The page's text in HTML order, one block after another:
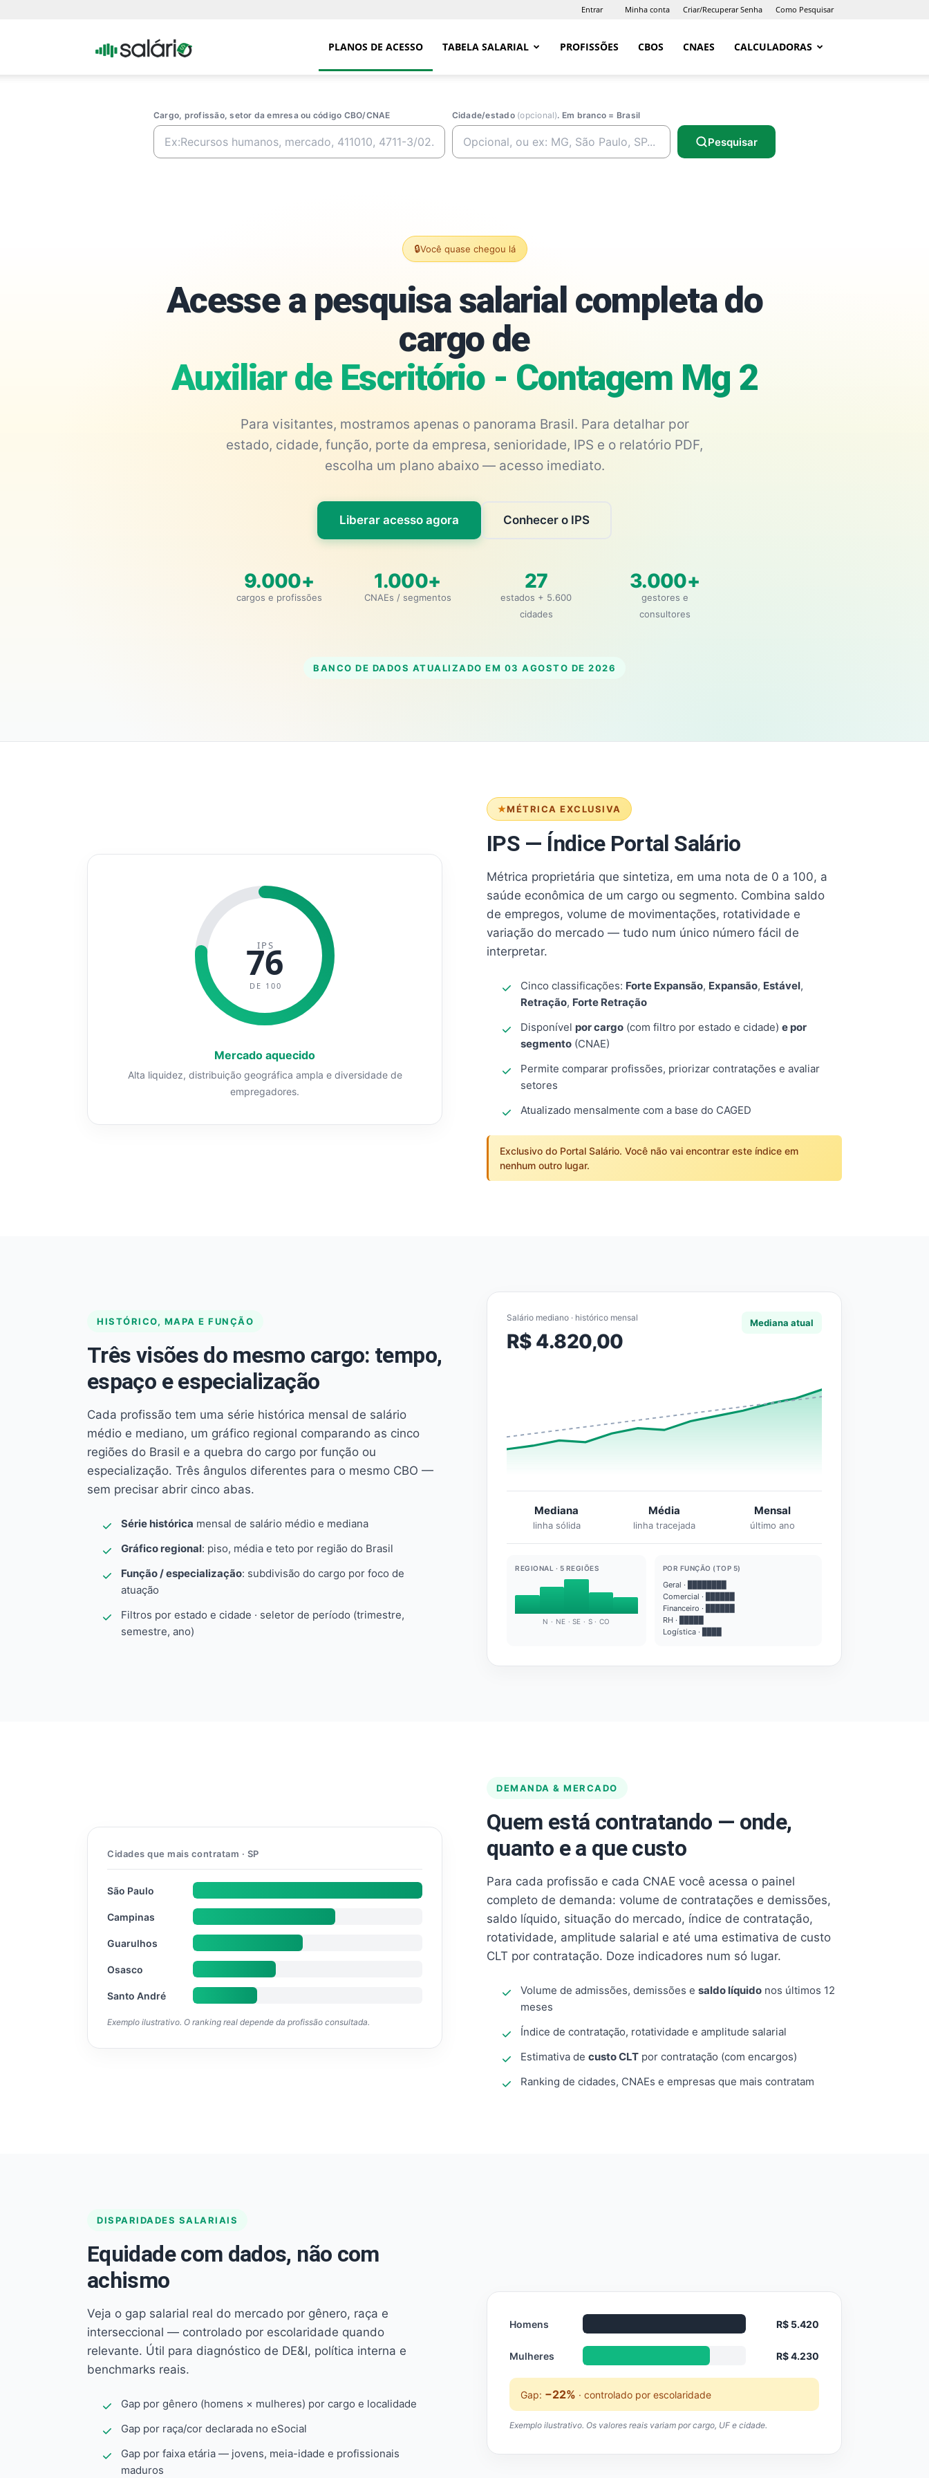
Entrar Minha conta Criar/Recuperar Senha Como Pesquisar
Portal PLANOS DE ACESSO TABELA SALARIAL PROFISSÕES CBOS CNAES CALCULADORAS
Cargo, profissão, setor da emresa ou código CBO/CNAE Cidade/estado (opcional). Em branco = Brasil
Pesquisar
🔒Você quase chegou lá
Acesse a pesquisa salarial completa do
cargo de
Auxiliar de Escritório - Contagem Mg 2
Para visitantes, mostramos apenas o panorama Brasil. Para detalhar por
estado, cidade, função, porte da empresa, senioridade, IPS e o relatório PDF,
escolha um plano abaixo — acesso imediato.
Liberar acesso agora Conhecer o IPS
9.000+
cargos e profissões
1.000+
CNAEs / segmentos
27
estados + 5.600
cidades
3.000+
gestores e
consultores
BANCO DE DADOS ATUALIZADO EM 03 AGOSTO DE 2026
MÉTRICA EXCLUSIVA
IPS — Índice Portal Salário
Métrica proprietária que sintetiza, em uma nota de 0 a 100, a
saúde econômica de um cargo ou segmento. Combina saldo
de empregos, volume de movimentações, rotatividade e
variação do mercado — tudo num único número fácil de
interpretar.
Cinco classificações: Forte Expansão, Expansão, Estável,
Retração, Forte Retração
Disponível por cargo (com filtro por estado e cidade) e por
segmento (CNAE)
Permite comparar profissões, priorizar contratações e avaliar
setores
Atualizado mensalmente com a base do CAGED
Exclusivo do Portal Salário. Você não vai encontrar este índice em
nenhum outro lugar.
IPS
76
DE 100
Mercado aquecido
Alta liquidez, distribuição geográfica ampla e diversidade de
empregadores.
HISTÓRICO, MAPA E FUNÇÃO
Três visões do mesmo cargo: tempo,
espaço e especialização
Cada profissão tem uma série histórica mensal de salário
médio e mediano, um gráfico regional comparando as cinco
regiões do Brasil e a quebra do cargo por função ou
especialização. Três ângulos diferentes para o mesmo CBO —
sem precisar abrir cinco abas.
Série histórica mensal de salário médio e mediana
Gráfico regional: piso, média e teto por região do Brasil
Função / especialização: subdivisão do cargo por foco de
atuação
Filtros por estado e cidade · seletor de período (trimestre,
semestre, ano)
Salário mediano · histórico mensal
R$ 4.820,00
Mediana atual
Mediana
linha sólida
Média
linha tracejada
Mensal
último ano
REGIONAL · 5 REGIÕES
N · NE · SE · S · CO
POR FUNÇÃO (TOP 5)
Geral · ████████
Comercial · ██████
Financeiro · ██████
RH · █████
Logística · ████
DEMANDA & MERCADO
Quem está contratando — onde,
quanto e a que custo
Para cada profissão e cada CNAE você acessa o painel
completo de demanda: volume de contratações e demissões,
saldo líquido, situação do mercado, índice de contratação,
rotatividade, amplitude salarial e até uma estimativa de custo
CLT por contratação. Doze indicadores num só lugar.
Volume de admissões, demissões e saldo líquido nos últimos 12
meses
Índice de contratação, rotatividade e amplitude salarial
Estimativa de custo CLT por contratação (com encargos)
Ranking de cidades, CNAEs e empresas que mais contratam
Cidades que mais contratam · SP
São Paulo
Campinas
Guarulhos
Osasco
Santo André
Exemplo ilustrativo. O ranking real depende da profissão consultada.
DISPARIDADES SALARIAIS
Equidade com dados, não com
achismo
Veja o gap salarial real do mercado por gênero, raça e
interseccional — controlado por escolaridade quando
relevante. Útil para diagnóstico de DE&I, política interna e
benchmarks reais.
Gap por gênero (homens × mulheres) por cargo e localidade
Gap por raça/cor declarada no eSocial
Gap por faixa etária — jovens, meia-idade e profissionais
maduros
Homens R$ 5.420
Mulheres R$ 4.230
Gap: −22% · controlado por escolaridade
Exemplo ilustrativo. Os valores reais variam por cargo, UF e cidade.